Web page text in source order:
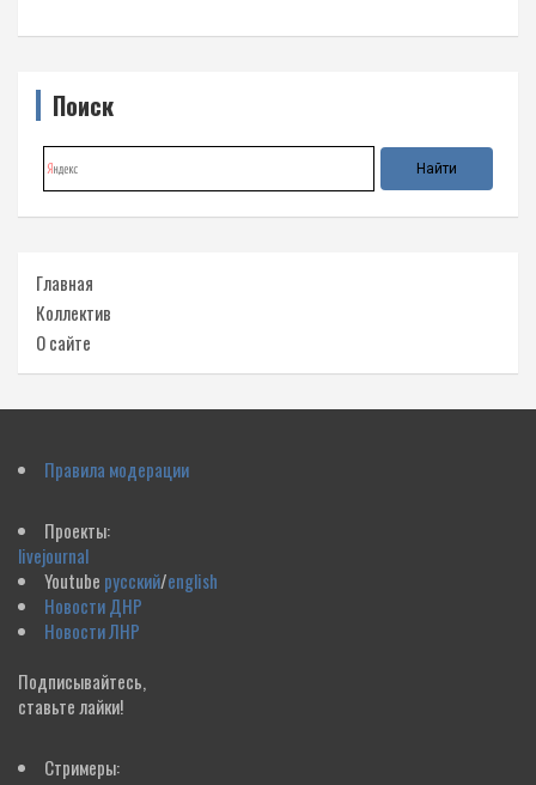
Поиск
Главная
Коллектив
О сайте
Правила модерации
Проекты:
livejournal
Youtube русский/english
Новости ДНР
Новости ЛНР
Подписывайтесь,
ставьте лайки!
Стримеры: